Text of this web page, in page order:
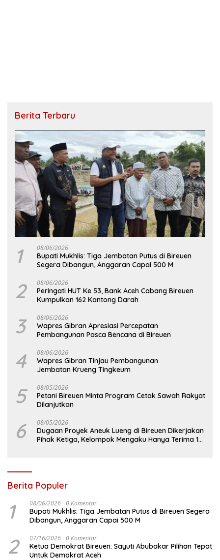
Berita Terbaru
1 08/06/2026
Bupati Mukhlis: Tiga Jembatan Putus di Bireuen
Segera Dibangun, Anggaran Capai 500 M
2 08/06/2026
Peringati HUT Ke 53, Bank Aceh Cabang Bireuen
Kumpulkan 162 Kantong Darah
3 08/06/2026
Wapres Gibran Apresiasi Percepatan
Pembangunan Pasca Bencana di Bireuen
4 08/06/2026
Wapres Gibran Tinjau Pembangunan
Jembatan Krueng Tingkeum
5 08/05/2026
Petani Bireuen Minta Program Cetak Sawah Rakyat
Dilanjutkan
6 08/05/2026
Dugaan Proyek Aneuk Lueng di Bireuen Dikerjakan
Pihak Ketiga, Kelompok Mengaku Hanya Terima 10
Berita Populer
1 08/06/2026 0 Komentar
Bupati Mukhlis: Tiga Jembatan Putus di Bireuen Segera
Dibangun, Anggaran Capai 500 M
2 07/16/2026 0 Komentar
Ketua Demokrat Bireuen: Sayuti Abubakar Pilihan Tepat
Untuk Demokrat Aceh